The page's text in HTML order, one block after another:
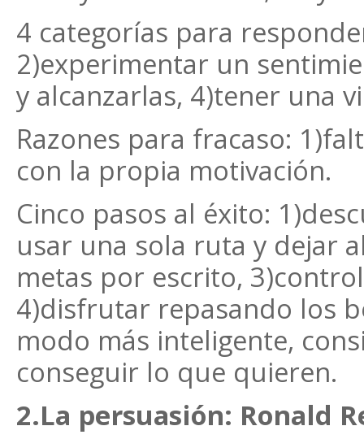
4 categorías para
2)experimentar un
y alcanzarlas, 4)tener una
Razones para fracaso:
con la propia motivación.
Cinco pasos al éxito:
usar una sola ruta y dejar
metas por escrito,
4)disfrutar repasando los
modo más inteligente,
conseguir lo que quieren.
2.La persuasión: Ronald